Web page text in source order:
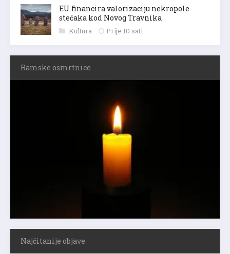
EU financira valorizaciju nekropole
stećaka kod Novog Travnika
Kultura Prije 10 sati
Ramske osmrtnice
Najčitanije objave